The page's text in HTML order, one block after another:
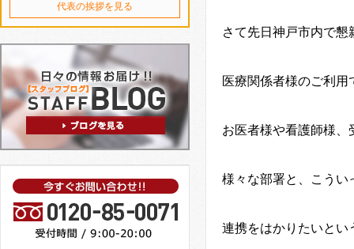
さて先日神戸市内で懇
医療関係者様のご利
お医者様や看護師様、
様々な部署と、こうい
連携をはかりたいとい
代表の挨拶を見る